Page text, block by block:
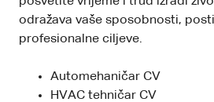
odražava vaše sposobnosti,
profesionalne ciljeve.
Automehaničar CV
HVAC tehničar CV